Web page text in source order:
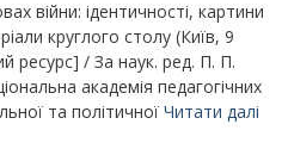
війни: ідентичності, картини
круглого столу (Київ, 9
ресурс] / За наук. ред. П. П.
академія педагогічних
та політичної Читати далі